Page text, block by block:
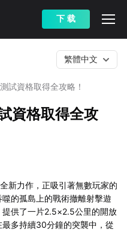
下 载
試資格取得全攻略！
繁體中文
資格取得全攻
新力作，正吸引著無數玩家的
的孤島上的戰術撤離射擊遊
供了一片2.5×2.5公里的開放
多持續30分鐘的突襲中，從